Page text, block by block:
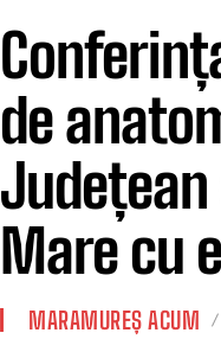
de
Județean
Mare cu
MARAMUREȘ ACUM